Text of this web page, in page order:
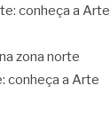
conheça a Arte
zona norte
conheça a Arte